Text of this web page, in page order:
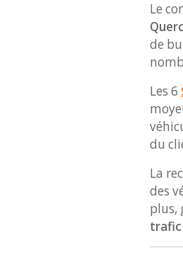
Le
de
Les 6
du
La
des
plus,
trafic